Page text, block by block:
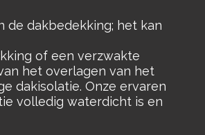
de dakbedekking; het kan
of een verzwakte
het overlagen van het
dakisolatie. Onze ervaren
volledig waterdicht is en